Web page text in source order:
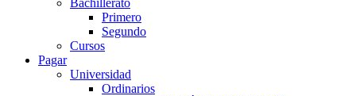
Bachillerato
Primero
Segundo
Cursos
Pagar
Universidad
Ordinarios